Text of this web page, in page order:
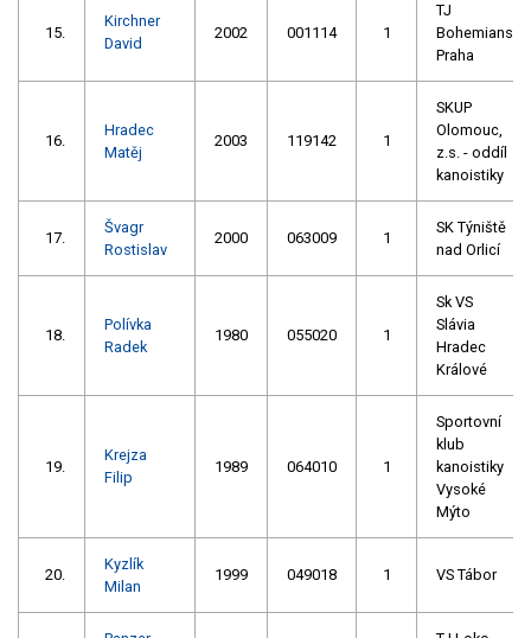
15.
Kirchner
David
2002 001114 1
TJ
Bohemians
Praha
16.
Hradec
Matěj
2003 119142 1
SKUP
Olomouc,
z.s. - oddíl
kanoistiky
17.
Švagr
Rostislav
2000 063009 1
SK Týniště
nad Orlicí
18.
Polívka
Radek
1980 055020 1
Sk VS
Slávia
Hradec
Králové
19.
Krejza
Filip
1989 064010 1
Sportovní
klub
kanoistiky
Vysoké
Mýto
20.
Kyzlík
Milan
1999 049018 1 VS Tábor